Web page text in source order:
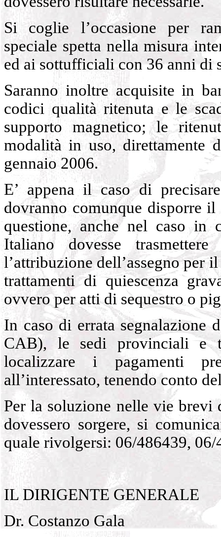
Si coglie l’occasione per
speciale spetta nella misura
ed ai sottufficiali con 36 anni di
Saranno inoltre acquisite in
codici qualità ritenuta e le
supporto magnetico; le
modalità in uso, direttamente
gennaio 2006.
E’ appena il caso di
dovranno comunque disporre
questione, anche nel caso in
Italiano dovesse
l’attribuzione dell’assegno per
trattamenti di quiescenza
ovvero per atti di sequestro o
In caso di errata segnalazione
CAB), le sedi provinciali e
localizzare i pagamenti
all’interessato, tenendo conto
Per la soluzione nelle vie brevi
dovessero sorgere, si
quale rivolgersi: 06/486439, 06/
IL DIRIGENTE GENERALE
Dr. Costanzo Gala